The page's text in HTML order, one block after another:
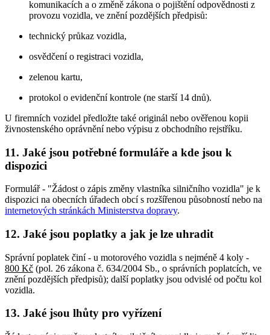
komunikacích a o změně zákona o pojištění odpovědnosti z
provozu vozidla, ve znění pozdějších předpisů:
technický průkaz vozidla,
osvědčení o registraci vozidla,
zelenou kartu,
protokol o evidenční kontrole (ne starší 14 dnů).
U firemních vozidel předložte také originál nebo ověřenou kopii
živnostenského oprávnění nebo výpisu z obchodního rejstříku.
11. Jaké jsou potřebné formuláře a kde jsou k
dispozici
Formulář - "Žádost o zápis změny vlastníka silničního vozidla" je k
dispozici na obecních úřadech obcí s rozšířenou působností nebo na
internetových stránkách Ministerstva dopravy.
12. Jaké jsou poplatky a jak je lze uhradit
Správní poplatek činí - u motorového vozidla s nejméně 4 koly -
800 Kč (pol. 26 zákona č. 634/2004 Sb., o správních poplatcích, ve
znění pozdějších předpisů); další poplatky jsou odvislé od počtu kol
vozidla.
13. Jaké jsou lhůty pro vyřízení